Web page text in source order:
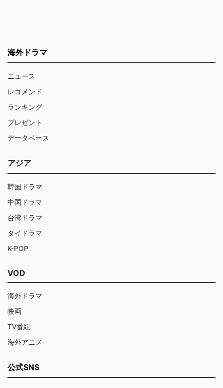
海外ドラマ
ニュース
レコメンド
ランキング
プレゼント
データベース
アジア
韓国ドラマ
中国ドラマ
台湾ドラマ
タイドラマ
K-POP
VOD
海外ドラマ
映画
TV番組
海外アニメ
公式SNS